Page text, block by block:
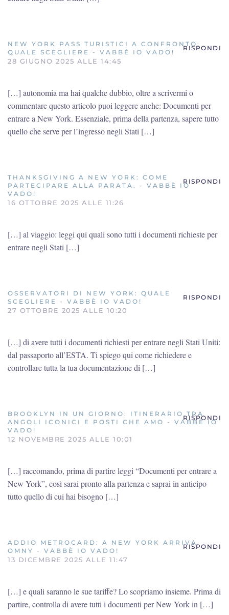
NEW YORK PASS TURISTICI A CONFRONTO:
QUALE SCEGLIERE - VABBÈ IO VADO!
28 GIUGNO 2025 ALLE 14:45
RISPONDI
[…] autonomia ma hai qualche dubbio, oltre a scrivermi o
commentare questo articolo puoi leggere anche: Documenti per
entrare a New York. Essenziale, prima della partenza, sapere tutto
quello che serve per l’ingresso negli Stati […]
THANKSGIVING A NEW YORK: COME
PARTECIPARE ALLA PARATA. - VABBÈ IO
VADO!
16 OTTOBRE 2025 ALLE 11:26
RISPONDI
[…] al viaggio: leggi qui quali sono tutti i documenti richieste per
entrare negli Stati […]
OSSERVATORI DI NEW YORK: QUALE
SCEGLIERE - VABBÈ IO VADO!
27 OTTOBRE 2025 ALLE 10:20
RISPONDI
[…] di avere tutti i documenti richiesti per entrare negli Stati Uniti:
dal passaporto all’ESTA. Ti spiego qui come richiedere e
controllare tutta la tua documentazione di […]
BROOKLYN IN UN GIORNO: ITINERARIO TRA
ANGOLI ICONICI E POSTI CHE AMO - VABBÈ IO
VADO!
12 NOVEMBRE 2025 ALLE 10:01
RISPONDI
[…] raccomando, prima di partire leggi “Documenti per entrare a
New York”, così sarai pronto alla partenza e saprai in anticipo
tutto quello di cui hai bisogno […]
ADDIO METROCARD: A NEW YORK ARRIVA
OMNY - VABBÈ IO VADO!
13 DICEMBRE 2025 ALLE 11:47
RISPONDI
[…] e quali saranno le sue tariffe? Lo scopriamo insieme. Prima di
partire, controlla di avere tutti i documenti per New York in […]